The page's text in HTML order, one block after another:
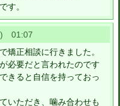
す。
) 01:07
矯正相談に行きました。
必要だと言われたのです
きると自信を持っておっ
いただき、噛み合わせも